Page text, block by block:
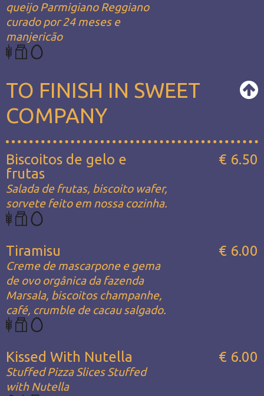
queijo Parmigiano Reggiano
curado por 24 meses e
manjericão
TO FINISH IN SWEET
COMPANY
Biscoitos de gelo e
frutas
Salada de frutas, biscoito wafer,
sorvete feito em nossa cozinha.
€ 6.50
Tiramisu
Creme de mascarpone e gema
de ovo orgânica da fazenda
Marsala, biscoitos champanhe,
café, crumble de cacau salgado.
€ 6.00
Kissed With Nutella
Stuffed Pizza Slices Stuffed
with Nutella
€ 6.00